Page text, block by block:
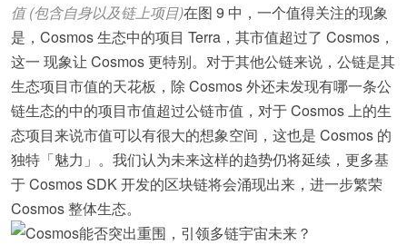
值 (包含自身以及链上项目)在图 9 中，一个值得关注的现象
是，Cosmos 生态中的项目 Terra，其市值超过了 Cosmos，
这一 现象让 Cosmos 更特别。对于其他公链来说，公链是其
生态项目市值的天花板，除 Cosmos 外还未发现有哪一条公
链生态的中的项目市值超过公链市值，对于 Cosmos 上的生
态项目来说市值可以有很大的想象空间，这也是 Cosmos 的
独特「魅力」。我们认为未来这样的趋势仍将延续，更多基
于 Cosmos SDK 开发的区块链将会涌现出来，进一步繁荣
Cosmos 整体生态。